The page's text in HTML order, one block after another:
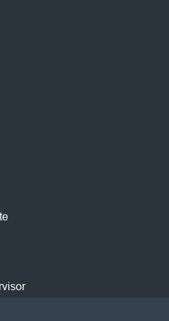
ВМ
ОС
ПО
S3, Microsoft Azure,
версия)
карта
10 минут
позволяя
важные данные
несколько облачных